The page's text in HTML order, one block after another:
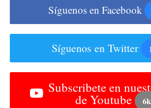
Síguenos en Facebook
Síguenos en Twitter
Subscribete en
de Youtube 6k